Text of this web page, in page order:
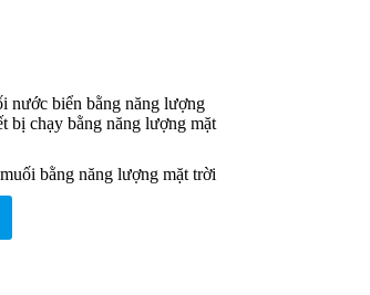
nước biển bằng năng lượng
bị chạy bằng năng lượng mặt
bằng năng lượng mặt trời